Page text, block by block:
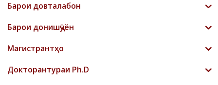
Барои довталабон
Барои донишҷӯён
Магистрантҳо
Докторантураи Ph.D